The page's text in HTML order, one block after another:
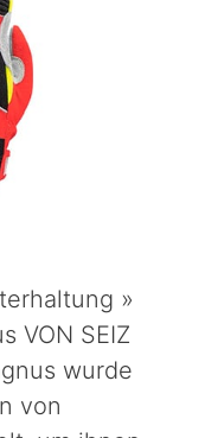
»
VON SEIZ
wurde
von